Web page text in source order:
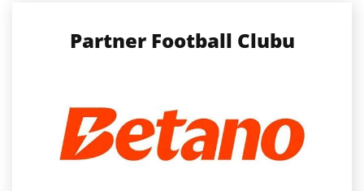
Partner Football Clubu